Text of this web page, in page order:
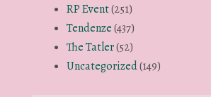
RP Event(251)
Tendenze(437)
The Tatler(52)
Uncategorized(149)